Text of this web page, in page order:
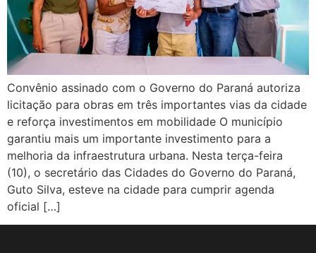
Convênio assinado com o Governo do Paraná autoriza
licitação para obras em três importantes vias da cidade
e reforça investimentos em mobilidade O município
garantiu mais um importante investimento para a
melhoria da infraestrutura urbana. Nesta terça-feira
(10), o secretário das Cidades do Governo do Paraná,
Guto Silva, esteve na cidade para cumprir agenda
oficial […]